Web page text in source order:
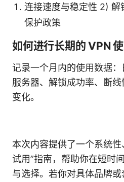
连接速度与稳定性 2)
保护政策
如何进行长期的 VPN 使
记录一个月内的使用数据
服务器、解锁成功率、断
变化。
本次内容提供了一个系统
试用”指南，帮助你在短时
与选择。若你对具体品牌